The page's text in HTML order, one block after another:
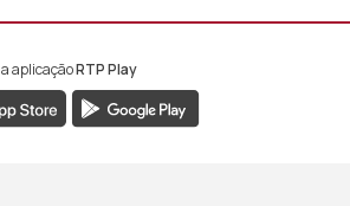
África
RTP África
aplicaçãoRTP Play